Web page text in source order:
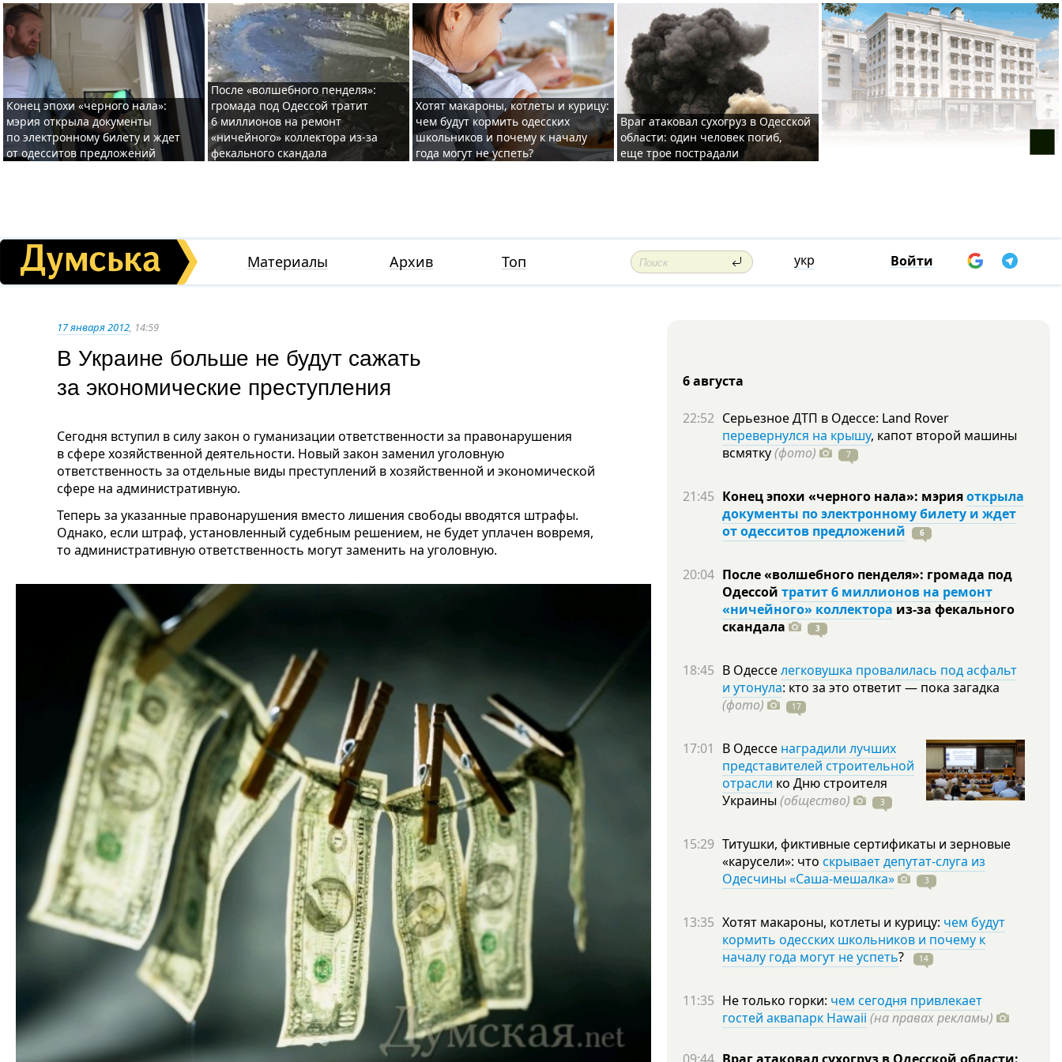
Конец эпохи «черного нала»:
мэрия открыла документы
по электронному билету и ждет
от одесситов предложений
После «волшебного пенделя»:
громада под Одессой тратит
6 миллионов на ремонт
«ничейного» коллектора из-за
фекального скандала
Хотят макароны, котлеты и курицу:
чем будут кормить одесских
школьников и почему к началу
года могут не успеть?
Враг атаковал сухогруз в Одесской
области: один человек погиб,
еще трое пострадали
Материалы Архив Топ укр Войти
17 января 2012, 14:59
В Украине больше не будут сажать
за экономические преступления
Сегодня вступил в силу закон о гуманизации ответственности за правонарушения
в сфере хозяйственной деятельности. Новый закон заменил уголовную
ответственность за отдельные виды преступлений в хозяйственной и экономической
сфере на административную.
Теперь за указанные правонарушения вместо лишения свободы вводятся штрафы.
Однако, если штраф, установленный судебным решением, не будет уплачен вовремя,
то административную ответственность могут заменить на уголовную.
6 августа
22:52 Серьезное ДТП в Одессе: Land Rover
перевернулся на крышу, капот второй машины
всмятку(фото) 7
21:45 Конец эпохи «черного нала»: мэрияоткрыла
документы по электронному билету и ждет
от одесситов предложений
6
20:04 После «волшебного пенделя»: громада под
Одессой тратит 6 миллионов на ремонт
«ничейного» коллектора из-за фекального
скандала
3
18:45 В Одесселегковушка провалилась под асфальт
и утонула: кто за это ответит — пока загадка
(фото)
17
17:01 В Одессе наградили лучших
представителей строительной
отрасли ко Дню строителя
Украины (общество) 3
15:29 Титушки, фиктивные сертификаты и зерновые
«карусели»: что скрывает депутат-слуга из
Одесчины «Саша-мешалка»
3
13:35 Хотят макароны, котлеты и курицу: чем будут
кормить одесских школьников и почему к
началу года могут не успеть? 14
11:35 Не только горки: чем сегодня привлекает
гостей аквапарк Hawaii (на правах рекламы)